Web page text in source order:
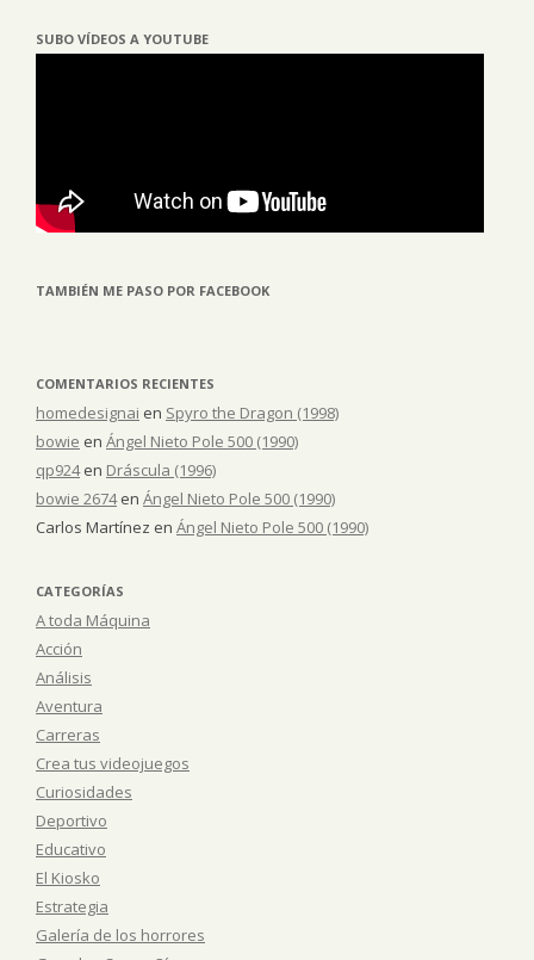
SUBO VÍDEOS A YOUTUBE
TAMBIÉN ME PASO POR FACEBOOK
COMENTARIOS RECIENTES
homedesignai en Spyro the Dragon (1998)
bowie en Ángel Nieto Pole 500 (1990)
qp924en Dráscula (1996)
bowie 2674en Ángel Nieto Pole 500 (1990)
Carlos Martínez en Ángel Nieto Pole 500 (1990)
CATEGORÍAS
A toda Máquina
Acción
Análisis
Aventura
Carreras
Crea tus videojuegos
Curiosidades
Deportivo
Educativo
El Kiosko
Estrategia
Galería de los horrores